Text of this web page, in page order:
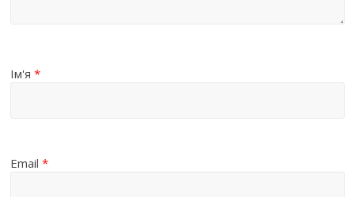
Ім'я*
Email*